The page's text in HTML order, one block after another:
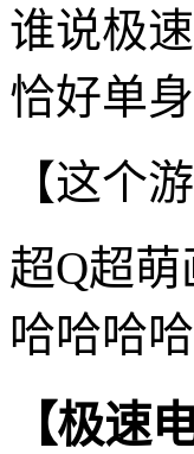
谁说极
恰好单
【这个
超Q超
哈哈哈哈
【极速